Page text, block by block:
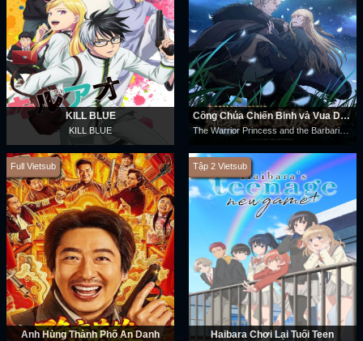
KILL BLUE
KILL BLUE
Công Chúa Chiến Binh và Vua Dã Ma
The Warrior Princess and the Barbaric King
Full Vietsub
Anh Hùng Thành Phố Ẩn Danh
Tập 2 Vietsub
Haibara Chơi Lại Tuổi Teen